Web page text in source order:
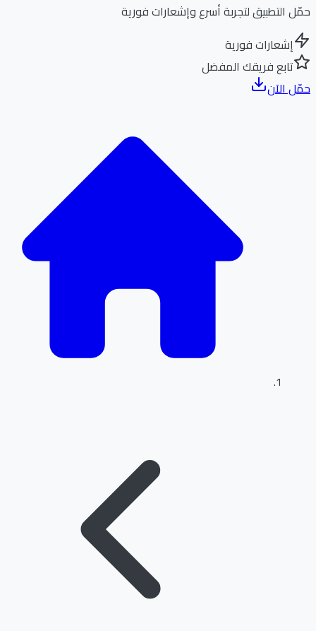
التطبيق لتجربة أسرع وإشعارات فورية
إشعارات فورية
تابع فريقك المفضل
الآن